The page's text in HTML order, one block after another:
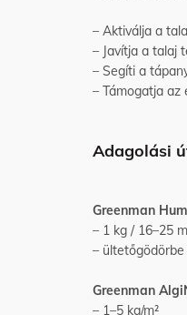
– Aktiválja a
– Javítja a talaj
– Segíti a
– Támogatja az
Adagolási
Greenman
– 1 kg / 16–25
–
Greenman
– 1–5 kg/m²